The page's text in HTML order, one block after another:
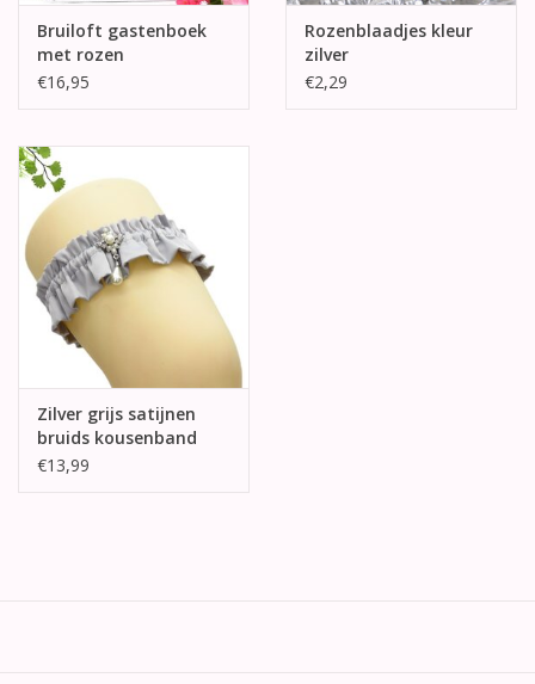
Bruiloft gastenboek
met rozen
€16,95
Rozenblaadjes kleur
zilver
€2,29
Zilver grijs satijnen
bruids kousenband
€13,99